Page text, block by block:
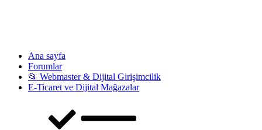
Ana sayfa
Forumlar
📂 Webmaster & Dijital Girişimcilik
E-Ticaret ve Dijital Mağazalar